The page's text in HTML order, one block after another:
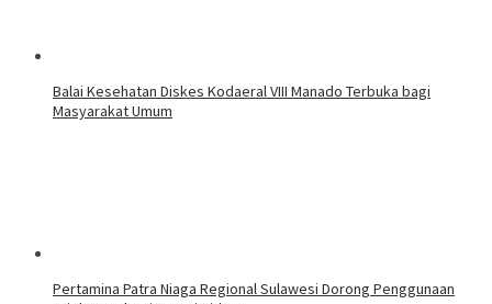
Balai Kesehatan Diskes Kodaeral VIII Manado Terbuka bagi
Masyarakat Umum
Pertamina Patra Niaga Regional Sulawesi Dorong Penggunaan